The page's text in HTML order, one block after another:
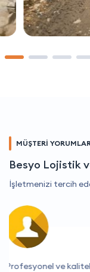
MÜŞTERİ
Besyo Lojistik
İşletmenizi tercih
Harika bir